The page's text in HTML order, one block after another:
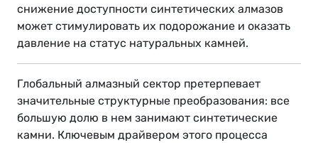
снижение доступности синтетических алмазов
может стимулировать их подорожание и оказать
давление на статус натуральных камней.
Глобальный алмазный сектор претерпевает
значительные структурные преобразования: все
большую долю в нем занимают синтетические
камни. Ключевым драйвером этого процесса